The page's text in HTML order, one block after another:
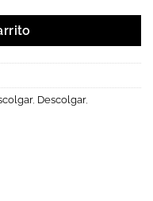
, Descolgar,